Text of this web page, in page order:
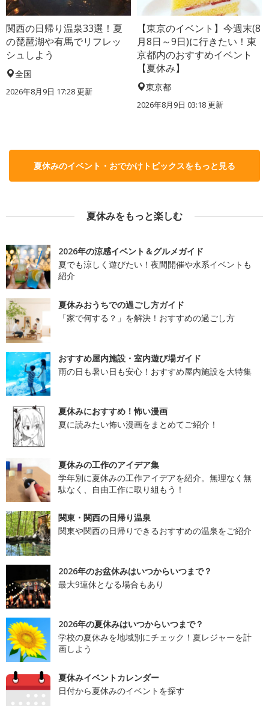
関西の日帰り温泉33選！夏
の琵琶湖や有馬でリフレッ
シュしよう
全国
2026年8月9日 17:28更新
【東京のイベント】今週末(8
月8日～9日)に行きたい！東
京都内のおすすめイベント
【夏休み】
東京都
2026年8月9日 03:18更新
夏休みのイベント・おでかけトピックスをもっと見る
夏休みをもっと楽しむ
2026年の涼感イベント＆グルメガイド
夏でも涼しく遊びたい！夜間開催や水系イベントも
紹介
夏休みおうちでの過ごし方ガイド
「家で何する？」を解決！おすすめの過ごし方
おすすめ屋内施設・室内遊び場ガイド
雨の日も暑い日も安心！おすすめ屋内施設を大特集
夏休みにおすすめ！怖い漫画
夏に読みたい怖い漫画をまとめてご紹介！
夏休みの工作のアイデア集
学年別に夏休みの工作アイデアを紹介。無理なく無
駄なく、自由工作に取り組もう！
関東・関西の日帰り温泉
関東や関西の日帰りできるおすすめの温泉をご紹介
2026年のお盆休みはいつからいつまで？
最大9連休となる場合もあり
2026年の夏休みはいつからいつまで？
学校の夏休みを地域別にチェック！夏レジャーを計
画しよう
夏休みイベントカレンダー
日付から夏休みのイベントを探す